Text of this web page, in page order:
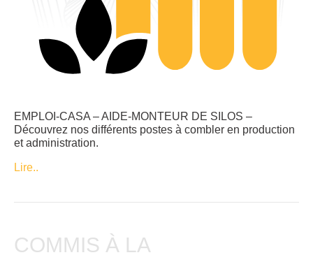
EMPLOI-CASA – AIDE-MONTEUR DE SILOS –
Découvrez nos différents postes à combler en production
et administration.
Lire..
COMMIS À LA